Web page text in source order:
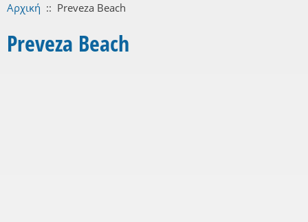
Αρχική :: Preveza Beach
Preveza Beach